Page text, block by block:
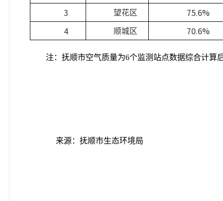
3
望花区
75.6%
4
顺城区 70.6%
注：抚顺市空气质量为6个监测站点数据综合计算
来源： 抚顺市生态环境局